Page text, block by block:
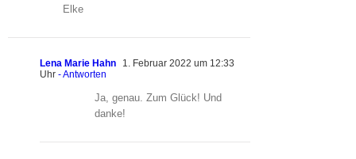
Elke
Lena Marie Hahn
1. Februar 2022 um 12:33
Uhr - Antworten
Ja, genau. Zum Glück! Und
danke!